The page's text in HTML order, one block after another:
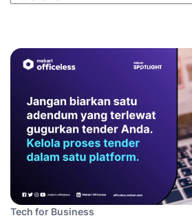
Tech for Business